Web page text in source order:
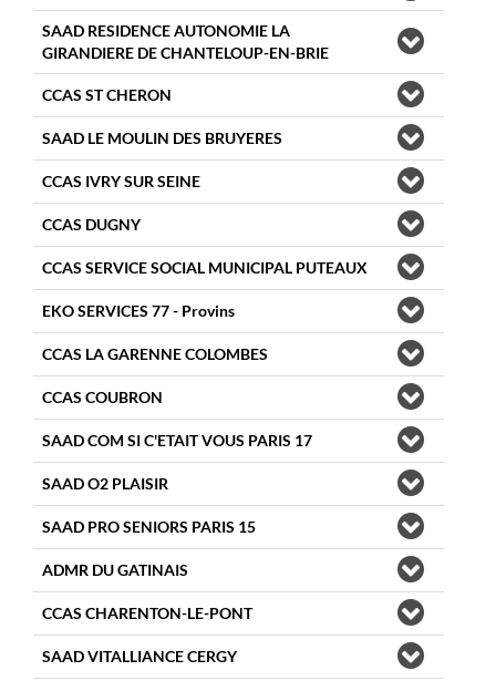
SAAD RESIDENCE AUTONOMIE LA
GIRANDIERE DE CHANTELOUP-EN-BRIE
CCAS ST CHERON
SAAD LE MOULIN DES BRUYERES
CCAS IVRY SUR SEINE
CCAS DUGNY
CCAS SERVICE SOCIAL MUNICIPAL PUTEAUX
EKO SERVICES 77 - Provins
CCAS LA GARENNE COLOMBES
CCAS COUBRON
SAAD COM SI C'ETAIT VOUS PARIS 17
SAAD O2 PLAISIR
SAAD PRO SENIORS PARIS 15
ADMR DU GATINAIS
CCAS CHARENTON-LE-PONT
SAAD VITALLIANCE CERGY